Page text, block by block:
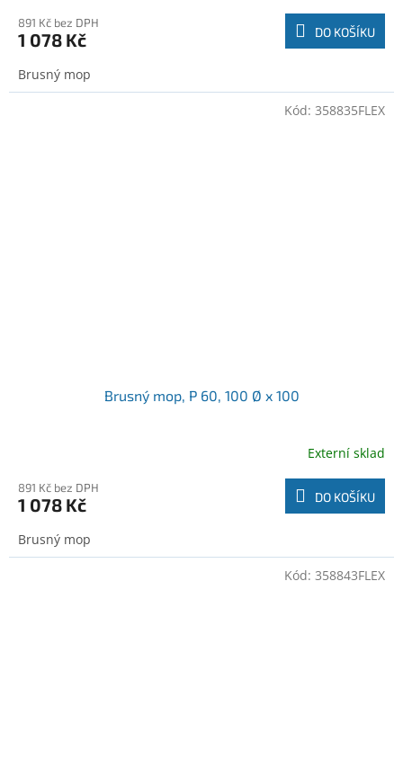
891 Kč bez DPH
1 078 Kč DO KOŠÍKU
Brusný mop
Brusný mop, P 60, 100 Ø x 100
Externí sklad
891 Kč bez DPH
1 078 Kč DO KOŠÍKU
Brusný mop
Kód: 358835FLEX
Kód: 358843FLEX